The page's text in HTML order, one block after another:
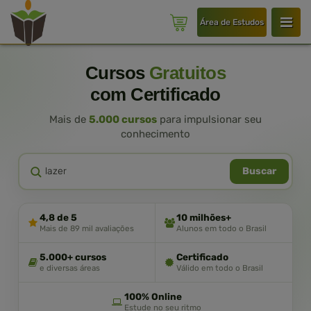
Área de Estudos
Cursos Gratuitos
com Certificado
Mais de 5.000 cursos para impulsionar seu
conhecimento
Buscar
4,8 de 5
Mais de 89 mil avaliações
10 milhões+
Alunos em todo o Brasil
5.000+ cursos
e diversas áreas
Certificado
Válido em todo o Brasil
100% Online
Estude no seu ritmo